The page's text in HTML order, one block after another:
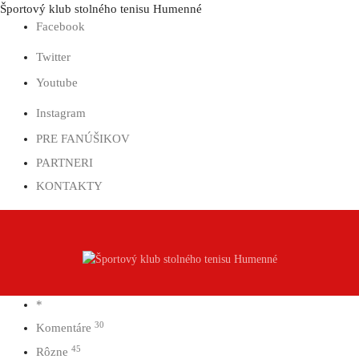
Prejsť
Športový klub stolného tenisu Humenné
Facebook
Twitter
Youtube
Instagram
PRE FANÚŠIKOV
PARTNERI
KONTAKTY
*
Komentáre 30
Rôzne 45